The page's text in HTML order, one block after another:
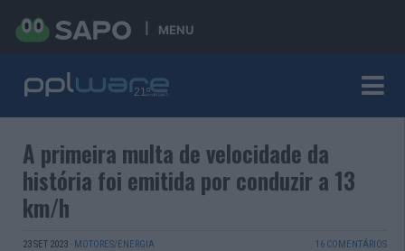
MENU
A primeira multa de velocidade da
história foi emitida por conduzir a 13
km/h
23 SET 2023 · MOTORES/ENERGIA 16 COMENTÁRIOS